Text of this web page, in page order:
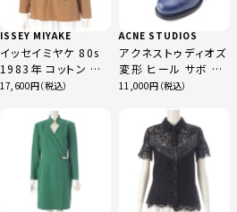
ISSEY MIYAKE
イッセイミヤケ 80s
1983年 コットン 筆
タグ スカーフ 変形襟
ブラウス トップス
MG14113 オーカー
17,600
ACNE STUDIOS
アクネストゥディオズ
変形 ヒール サボ パ
ンプス ブルー 36
11,000